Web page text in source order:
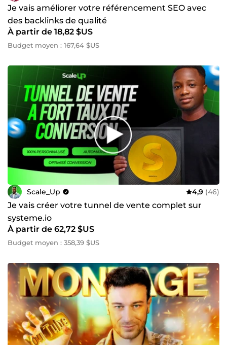
Je vais améliorer votre référencement SEO avec
des backlinks de qualité
À partir de 18,82 $US
Budget moyen : 167,64 $US
Scale_Up 4,9 (46)
Je vais créer votre tunnel de vente complet sur
systeme.io
À partir de 62,72 $US
Budget moyen : 358,39 $US